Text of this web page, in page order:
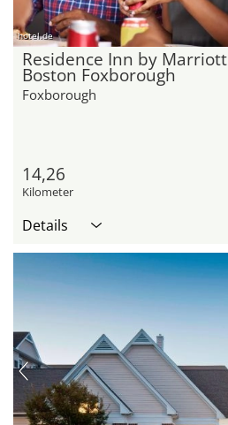
hotel.de
Residence Inn by Marriott
Boston Foxborough
Foxborough
14,26
Kilometer
Details